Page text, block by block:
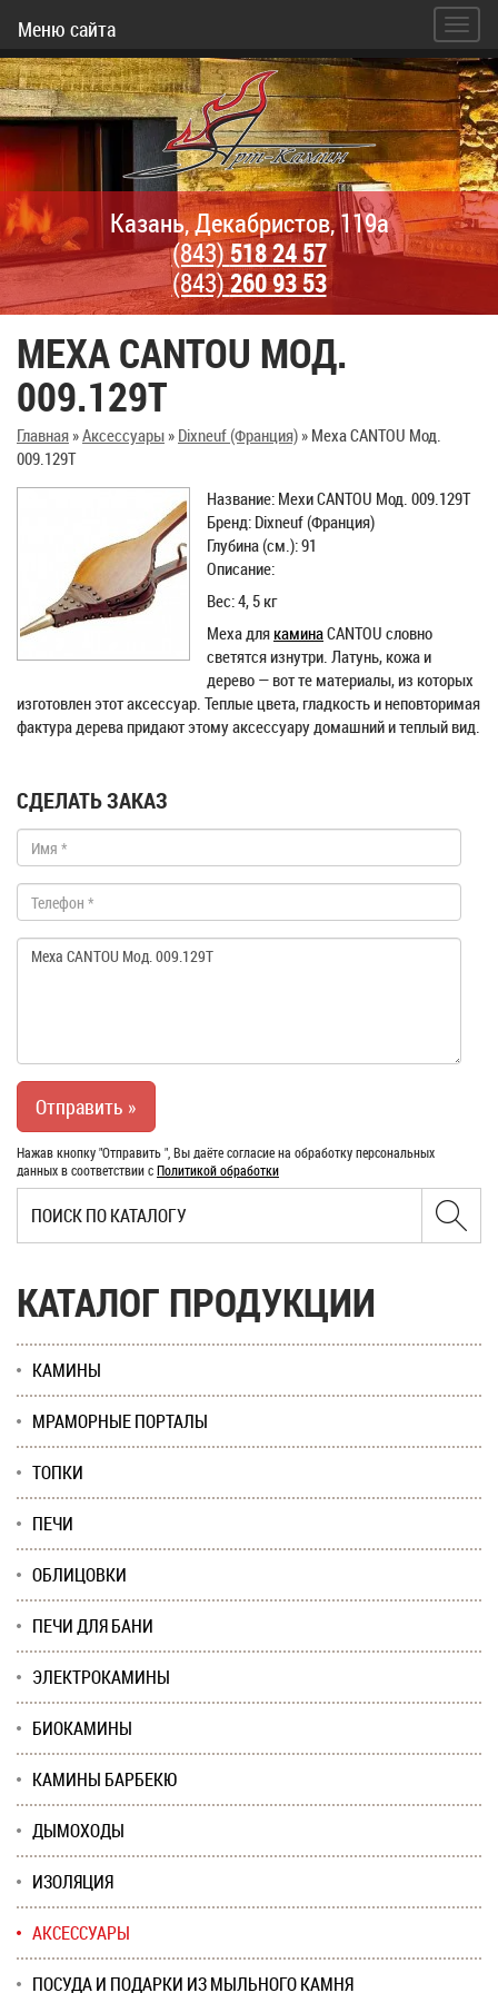
Меню сайта
Казань, Декабристов, 119а
(843)518 24 57
(843)260 93 53
МЕХА CANTOU МОД.
009.129T
Главная»Аксессуары» Dixneuf (Франция)» Меха CANTOU Мод.
009.129T
Название: Мехи CANTOU Мод. 009.129T
Бренд: Dixneuf (Франция)
Глубина (см.): 91
Описание:
Вес: 4, 5 кг
Меха для каминаCANTOU словно
светятся изнутри. Латунь, кожа и
дерево — вот те материалы, из которых
изготовлен этот аксессуар. Теплые цвета, гладкость и неповторимая
фактура дерева придают этому аксессуару домашний и теплый вид.
СДЕЛАТЬ ЗАКАЗ
Нажав кнопку "Отправить ", Вы даёте согласие на обработку персональных
данных в соответствии сПолитикой обработки
КАТАЛОГ ПРОДУКЦИИ
КАМИНЫ
МРАМОРНЫЕ ПОРТАЛЫ
ТОПКИ
ПЕЧИ
ОБЛИЦОВКИ
ПЕЧИ ДЛЯ БАНИ
ЭЛЕКТРОКАМИНЫ
БИОКАМИНЫ
КАМИНЫ БАРБЕКЮ
ДЫМОХОДЫ
ИЗОЛЯЦИЯ
АКСЕССУАРЫ
ПОСУДА И ПОДАРКИ ИЗ МЫЛЬНОГО КАМНЯ